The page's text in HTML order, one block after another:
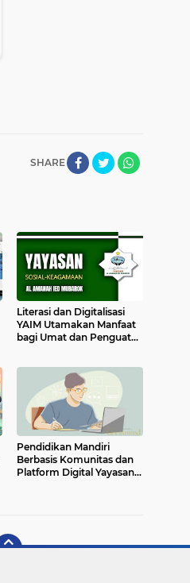
SHARE
Literasi dan Digitalisasi
YAIM Utamakan Manfaat
bagi Umat dan Penguatan
Pendidikan Mandiri
Berbasis Komunitas dan
Platform Digital Yayasan